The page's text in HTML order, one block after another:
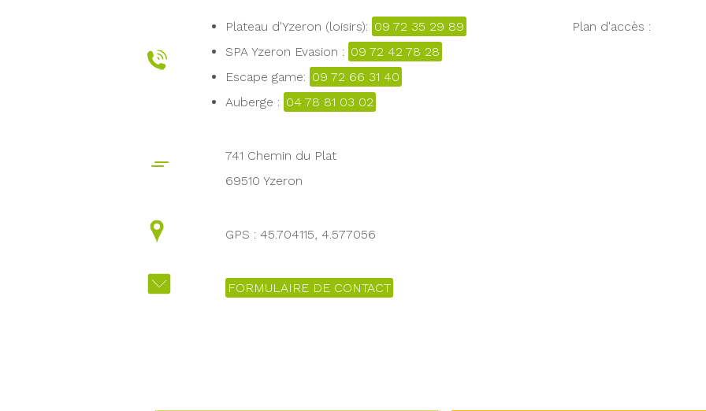
Plateau d'Yzeron (loisirs): 09 72 35 29 89
SPA Yzeron Evasion : 09 72 42 78 28
Escape game: 09 72 66 31 40
Auberge : 04 78 81 03 02
Plan d'accès :
741 Chemin du Plat
69510 Yzeron
GPS : 45.704115, 4.577056
FORMULAIRE DE CONTACT